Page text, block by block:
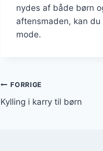
nydes af både børn
aftensmaden, kan
mode.
FORRIGE
Kylling i karry til børn